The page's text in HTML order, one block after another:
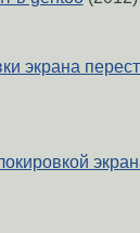
экрана